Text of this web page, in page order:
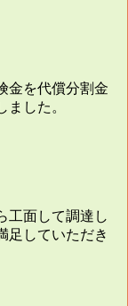
金を代償分割金
した。
工面して調達し
足していただき